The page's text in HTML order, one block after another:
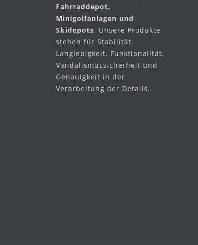
Fahrraddepot,
Minigolfanlagen und
Skidepots. Unsere Produkte
stehen für Stabilität,
Langlebigkeit, Funktionalität,
Vandalismussicherheit und
Genauigkeit in der
Verarbeitung der Details.